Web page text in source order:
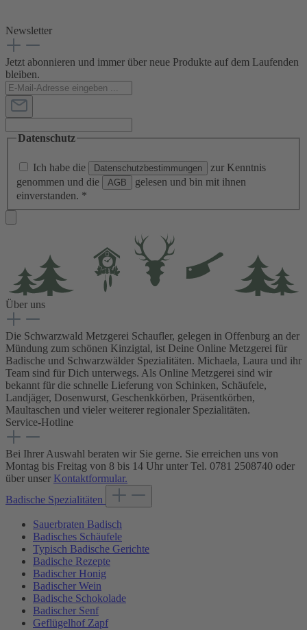
Newsletter
Jetzt abonnieren und immer über neue Produkte auf dem Laufenden
bleiben.
Datenschutz
Ich habe die Datenschutzbestimmungen
zur Kenntnis
genommen und die
AGB
gelesen und bin mit ihnen
einverstanden. *
Über uns
Die Schwarzwald Metzgerei Schaufler, gelegen in Offenburg an der
Mündung zum schönen Kinzigtal, ist Deine Online Metzgerei für
Badische und Schwarzwälder Spezialitäten. Michaela, Laura und ihr
Team sind für Dich unterwegs. Als Online Metzgerei sind wir
bekannt für die schnelle Lieferung von Schinken, Schäufele,
Landjäger, Dosenwurst, Geschenkkörben, Präsentkörben,
Maultaschen und vieler weiterer regionaler Spezialitäten.
Service-Hotline
Bei Ihrer Auswahl beraten wir Sie gerne. Sie erreichen uns von
Montag bis Freitag von 8 bis 14 Uhr unter Tel. 0781 2508740 oder
über unser Kontaktformular.
Badische Spezialitäten
Sauerbraten Badisch
Badisches Schäufele
Typisch Badische Gerichte
Badische Rezepte
Badischer Honig
Badischer Wein
Badische Schokolade
Badischer Senf
Geflügelhof Zapf